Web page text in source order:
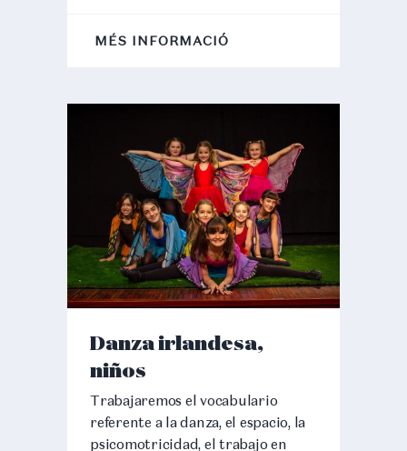
MÉS INFORMACIÓ
Danza irlandesa,
niños
Trabajaremos el vocabulario
referente a la danza, el espacio, la
psicomotricidad, el trabajo en